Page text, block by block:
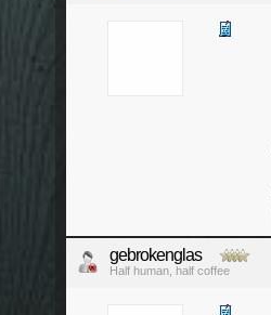
gebrokenglas
Half human, half coffee